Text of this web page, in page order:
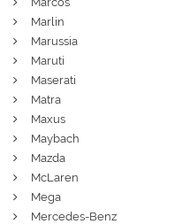
Marlin
Marussia
Maruti
Maserati
Matra
Maxus
Maybach
Mazda
McLaren
Mega
Mercedes-Benz